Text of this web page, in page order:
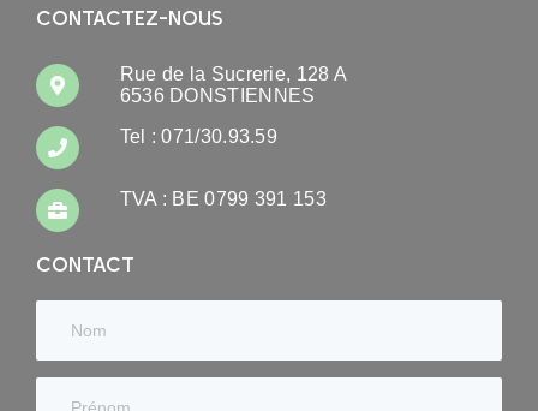
CONTACTEZ-NOUS
Rue de la Sucrerie, 128 A
6536 DONSTIENNES
Tel : 071/30.93.59
TVA : BE 0799 391 153
CONTACT